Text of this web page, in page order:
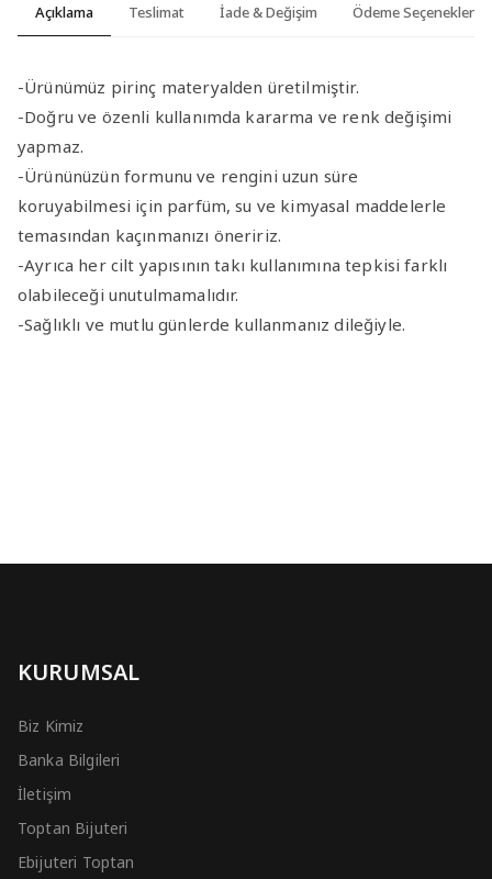
Açıklama Teslimat İade & Değişim Ödeme Seçenekleri
-Ürünümüz pirinç materyalden üretilmiştir.
-Doğru ve özenli kullanımda kararma ve renk değişimi
yapmaz.
-Ürününüzün formunu ve rengini uzun süre
koruyabilmesi için parfüm, su ve kimyasal maddelerle
temasından kaçınmanızı öneririz.
-Ayrıca her cilt yapısının takı kullanımına tepkisi farklı
olabileceği unutulmamalıdır.
-Sağlıklı ve mutlu günlerde kullanmanız dileğiyle.
KURUMSAL
Biz Kimiz
Banka Bilgileri
İletişim
Toptan Bijuteri
Ebijuteri Toptan